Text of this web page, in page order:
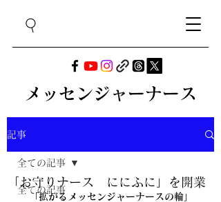
メッセンジャーナース
記事
全ての記事
全ての記事
「お守りナース ににふに」を開業
「拡がるメッセンジャーナースの輪」